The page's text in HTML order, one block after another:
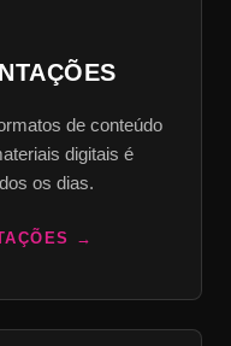
de conteúdo
digitais é
os dias.